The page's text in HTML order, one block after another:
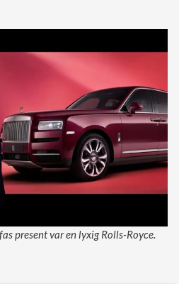
present var en lyxig Rolls-Royce.